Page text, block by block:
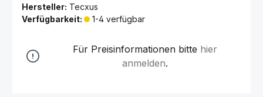
Hersteller: Tecxus
Verfügbarkeit:
1-4 verfügbar
Für Preisinformationen bitte hier
anmelden.